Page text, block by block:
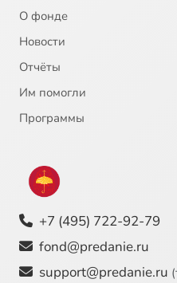
О фонде
Новости
Отчёты
Им помогли
Программы
+7 (495) 722-92-79
fond@predanie.ru
support@predanie.ru